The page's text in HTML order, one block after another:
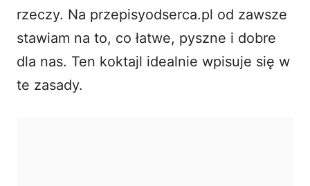
rzeczy. Na przepisyodserca.pl od zawsze
stawiam na to, co łatwe, pyszne i dobre
dla nas. Ten koktajl idealnie wpisuje się w
te zasady.